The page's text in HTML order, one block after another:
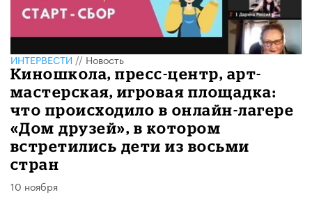
ИНТЕРВЕСТИ//Новость
Киношкола, пресс-центр, арт-
мастерская, игровая площадка:
что происходило в онлайн-лагере
«Дом друзей», в котором
встретились дети из восьми
стран
10 ноября